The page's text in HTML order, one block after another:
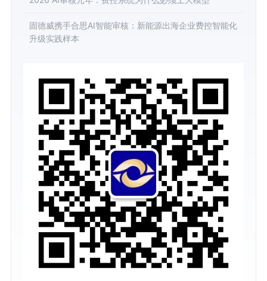
固德威携手合思AI智能审核：新能源出海企业费控智能化
升级实践样本